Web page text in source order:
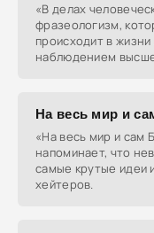
«В делах
фразеологизм,
происходит в
наблюдением
На весь мир и
«На весь мир и сам
напоминает, что
самые крутые идеи
хейтеров.